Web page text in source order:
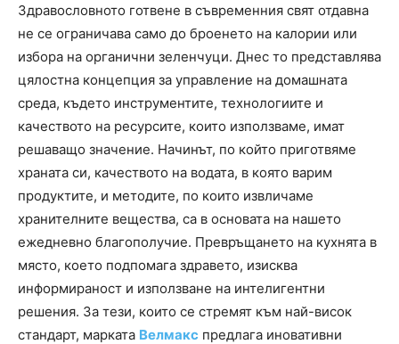
Здравословното готвене в съвременния свят отдавна
не се ограничава само до броенето на калории или
избора на органични зеленчуци. Днес то представлява
цялостна концепция за управление на домашната
среда, където инструментите, технологиите и
качеството на ресурсите, които използваме, имат
решаващо значение. Начинът, по който приготвяме
храната си, качеството на водата, в която варим
продуктите, и методите, по които извличаме
хранителните вещества, са в основата на нашето
ежедневно благополучие. Превръщането на кухнята в
място, което подпомага здравето, изисква
информираност и използване на интелигентни
решения. За тези, които се стремят към най-висок
стандарт, марката Велмакс предлага иновативни